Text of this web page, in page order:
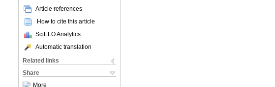
Article references
How to cite this article
SciELO Analytics
Automatic translation
Related links
Share
More